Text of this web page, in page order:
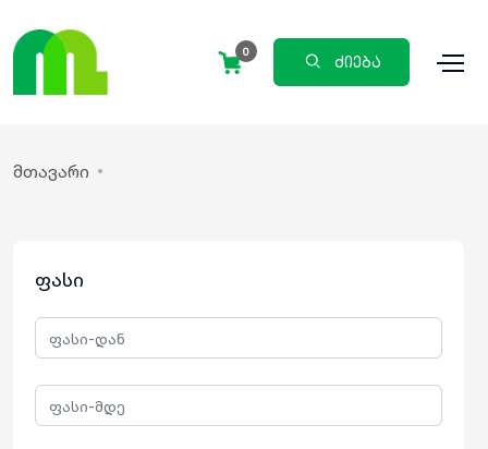
0
ძიება
მთავარი
ფასი